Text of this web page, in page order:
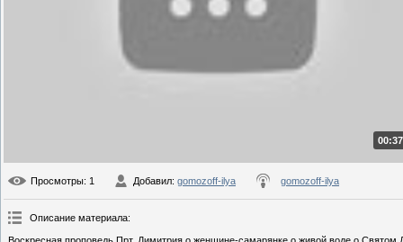
Просмотры: 1 Добавил: gomozoff-ilya gomozoff-ilya
Описание материала: